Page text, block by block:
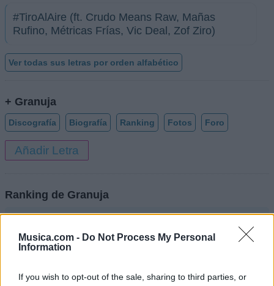
Musica.com - Do Not Process My Personal
Information
If you wish to opt-out of the sale, sharing to third parties, or
#TiroAlAire (ft. Crudo Means Raw, Mañas
Rufino, Métricas Frías, Vic Deal, Zof Ziro)
Ver todas sus letras por orden alfabético
+ Granuja
Discografía Biografía Ranking Fotos Foro
Añadir Letra
Ranking de Granuja
apoyados y visitados de esta semana.
50 1